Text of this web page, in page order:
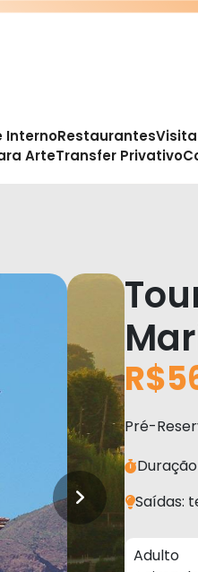
InternoRestaurantes
ArteTransfer Privativo
Pré-
Saídas:
Adulto